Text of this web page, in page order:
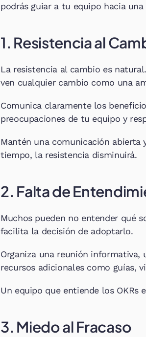
podrás guiar a tu equipo hacia
1. Resistencia al
La resistencia al cambio es
ven cualquier cambio como una
Comunica claramente los
preocupaciones de tu equipo y
Mantén una comunicación
tiempo, la resistencia disminuirá.
2. Falta de
Muchos pueden no entender qué
facilita la decisión de adoptarlo.
Organiza una reunión
recursos adicionales como guías,
Un equipo que entiende los OKRs
3. Miedo al Fracaso